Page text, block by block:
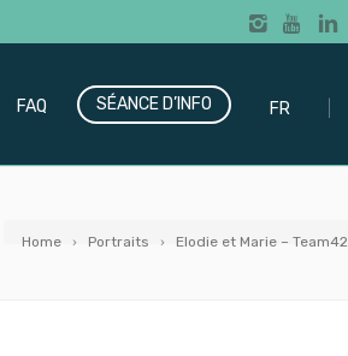
FAQ SÉANCE D’INFO FR |
Home Portraits Elodie et Marie – Team42